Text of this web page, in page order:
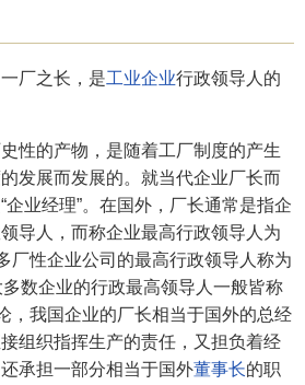
厂之长，是工业企业行政领导人的
的产物，是随着工厂制度的产生
发展而发展的。就当代企业厂长而
业经理”。在国外，厂长通常是指企
导人，而称企业最高行政领导人为
厂性企业公司的最高行政领导人称为
多数企业的行政最高领导人一般皆称
，我国企业的厂长相当于国外的总经
组织指挥生产的责任，又担负着经
承担一部分相当于国外董事长的职